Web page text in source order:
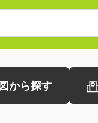
から探す